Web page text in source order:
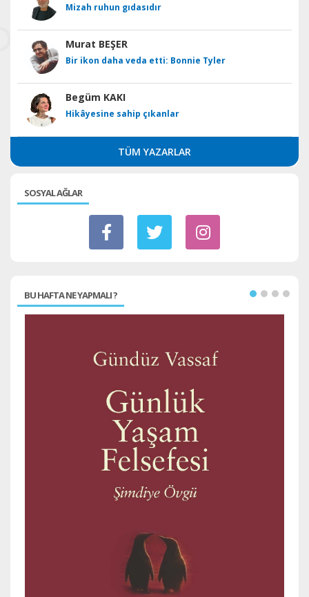
Mizah ruhun gıdasıdır
Murat BEŞER
Bir ikon daha veda etti: Bonnie Tyler
Begüm KAKI
Hikâyesine sahip çıkanlar
TÜM YAZARLAR
SOSYAL AĞLAR
BU HAFTA NE YAPMALI ?